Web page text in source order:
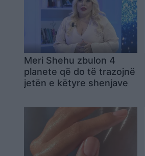
Meri Shehu zbulon 4
planete që do të trazojnë
jetën e këtyre shenjave